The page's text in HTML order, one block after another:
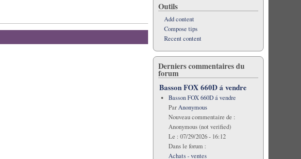
Outils
Add content
Compose tips
Recent content
Derniers commentaires du
forum
Basson FOX 660D á vendre
Basson FOX 660D á vendre
ParAnonymous
Nouveau commentaire de :
Anonymous (not verified)
Le : 07/29/2026 - 16:12
Dans le forum :
Achats - ventes